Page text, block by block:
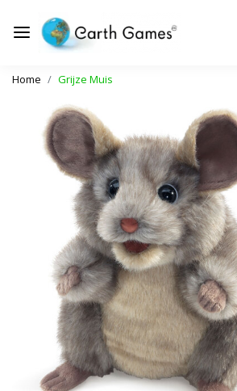
Home Grijze Muis
Vorige